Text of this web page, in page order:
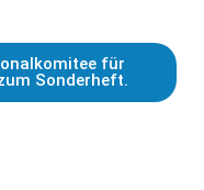
für
Sonderheft.